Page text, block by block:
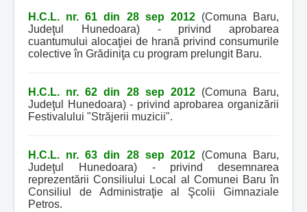
H.C.L. nr. 61 din 28 sep 2012(Comuna Baru,
Judeţul Hunedoara) - privind aprobarea
cuantumului alocaţiei de hrană privind consumurile
colective în Grădiniţa cu program prelungit Baru.
H.C.L. nr. 62 din 28 sep 2012(Comuna Baru,
Judeţul Hunedoara) - privind aprobarea organizării
Festivalului "Străjerii muzicii".
H.C.L. nr. 63 din 28 sep 2012(Comuna Baru,
Judeţul Hunedoara) - privind desemnarea
reprezentării Consiliului Local al Comunei Baru în
Consiliul de Administraţie al Şcolii Gimnaziale
Petros.